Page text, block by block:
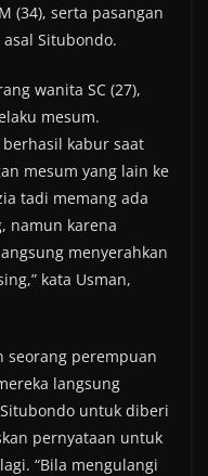
(34), serta pasangan
Situbondo.
wanita SC (27),
mesum.
berhasil kabur saat
mesum yang lain ke
tadi memang ada
namun karena
menyerahkan
kata Usman,
seorang perempuan
langsung
untuk diberi
pernyataan untuk
“Bila mengulangi